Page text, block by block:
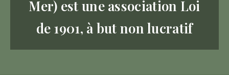
Mer) est une association Loi
de 1901, à but non lucratif